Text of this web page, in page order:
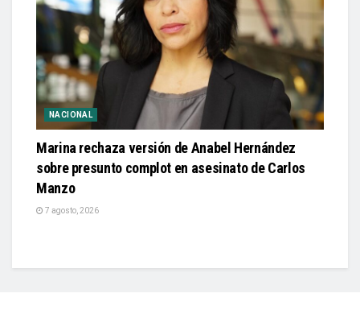
NACIONAL
Marina rechaza versión de Anabel Hernández
sobre presunto complot en asesinato de Carlos
Manzo
7 agosto, 2026